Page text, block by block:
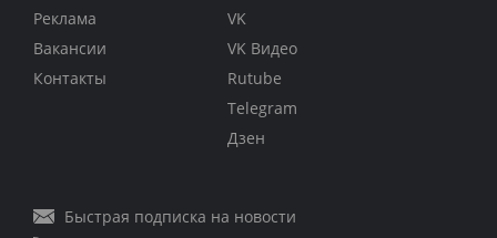
Реклама
Вакансии
Контакты
VK
VK Видео
Rutube
Telegram
Дзен
Быстрая подписка на новости